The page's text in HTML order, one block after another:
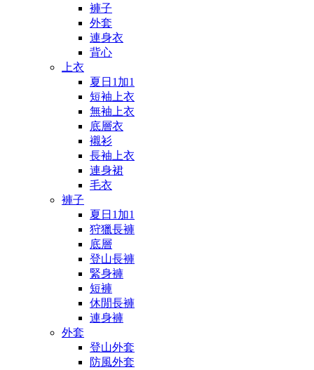
褲子
外套
連身衣
背心
上衣
夏日1加1
短袖上衣
無袖上衣
底層衣
襯衫
長袖上衣
連身裙
毛衣
褲子
夏日1加1
狩獵長褲
底層
登山長褲
緊身褲
短褲
休閒長褲
連身褲
外套
登山外套
防風外套